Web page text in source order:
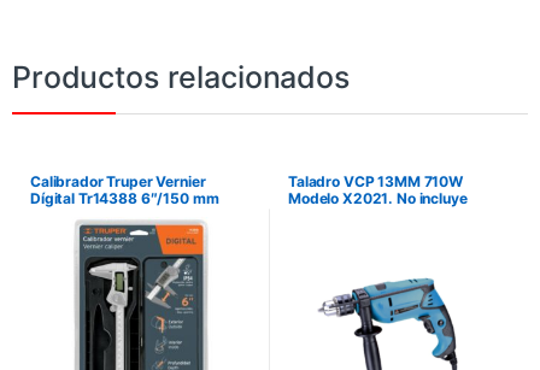
Productos relacionados
Calibrador Truper Vernier
Dígital Tr14388 6″/150 mm
Milimétrico y Standard
Taladro VCP 13MM 710W
Modelo X2021. No incluye